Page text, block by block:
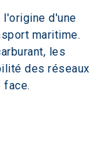
d'une
maritime.
les
des réseaux
face.